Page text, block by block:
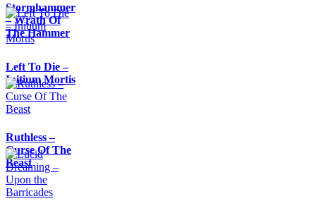
Stormhammer
– Wrath Of
The Hammer
Left To Die –
Initium Mortis
Ruthless –
Curse Of The
Beast